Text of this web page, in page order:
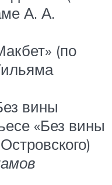
А. А.
(по
вины
«Без вины